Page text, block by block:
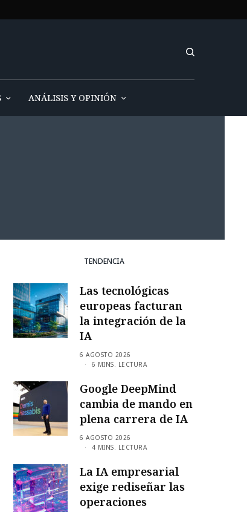
ANÁLISIS Y OPINIÓN
TENDENCIA
Las tecnológicas
europeas facturan
la integración de la
IA
6 AGOSTO 2026
6 MINS. LECTURA
Google DeepMind
cambia de mando en
plena carrera de IA
6 AGOSTO 2026
4 MINS. LECTURA
La IA empresarial
exige rediseñar las
operaciones